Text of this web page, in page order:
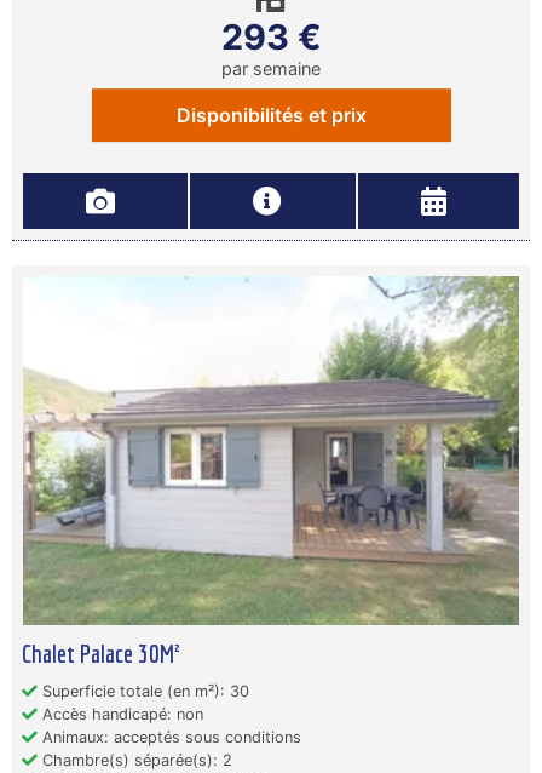
293 €
par semaine
Disponibilités et prix
Chalet Palace 30M²
Superficie totale (en m²): 30
Accès handicapé: non
Animaux: acceptés sous conditions
Chambre(s) séparée(s): 2